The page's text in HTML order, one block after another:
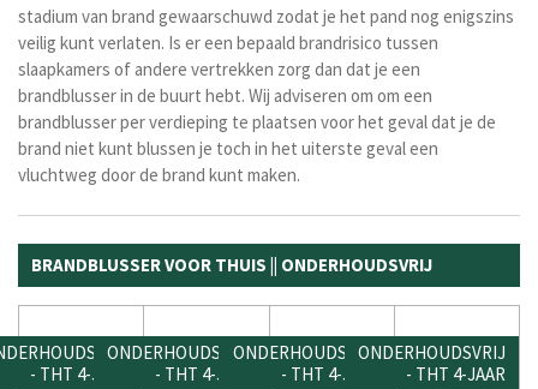
stadium van brand gewaarschuwd zodat je het pand nog enigszins
veilig kunt verlaten. Is er een bepaald brandrisico tussen
slaapkamers of andere vertrekken zorg dan dat je een
brandblusser in de buurt hebt. Wij adviseren om om een
brandblusser per verdieping te plaatsen voor het geval dat je de
brand niet kunt blussen je toch in het uiterste geval een
vluchtweg door de brand kunt maken.
BRANDBLUSSER VOOR THUIS || ONDERHOUDSVRIJ
- THT 4-JAAR
ONDERHOUDSVRIJ
- THT 4-JAAR
ONDERHOUDSVRIJ
- THT 4-JAAR
ONDERHOUDSVRIJ
- THT 4-JAAR